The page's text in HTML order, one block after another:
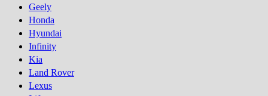
Geely
Honda
Hyundai
Infinity
Kia
Land Rover
Lexus